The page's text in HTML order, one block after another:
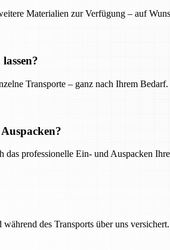
Materialien zur Verfügung – auf
Transporte – ganz nach Ihrem Bedarf.
das professionelle Ein- und Auspacken
des Transports über uns versichert.